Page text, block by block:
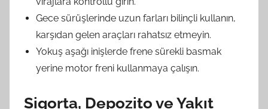
Gece sürüşlerinde uzun farları bilinçli kullanın,
karşıdan gelen araçları rahatsız etmeyin.
Yokuş aşağı inişlerde frene sürekli basmak
yerine motor freni kullanmaya çalışın.
Sigorta, Depozito ve Yakıt